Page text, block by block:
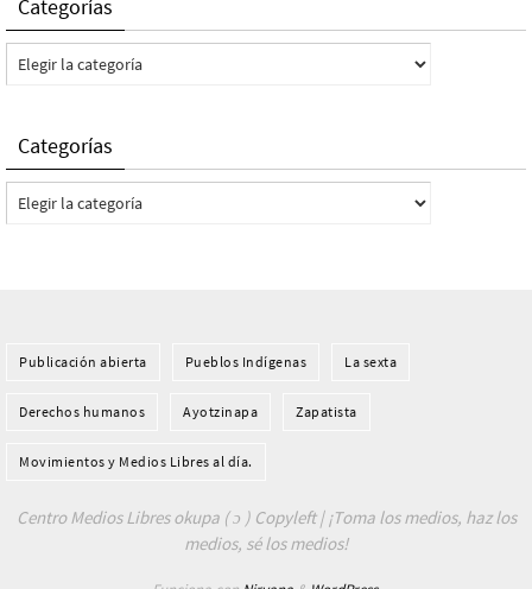
Categorías
Categorías
Categorías
Categorías
Publicación abierta Pueblos Indí­genas La sexta
Derechos humanos Ayotzinapa Zapatista
Movimientos y Medios Libres al día.
Centro Medios Libres okupa ( ɔ ) Copyleft | ¡Toma los medios, haz los
medios, sé los medios!